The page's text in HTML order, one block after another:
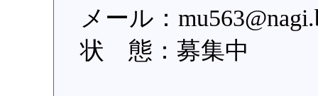
メール：
状 態：募集中